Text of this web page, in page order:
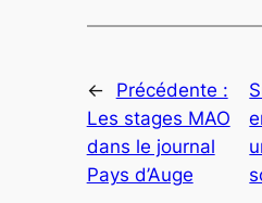
←
Précédente :
Les stages MAO
dans le journal
Pays d’Auge